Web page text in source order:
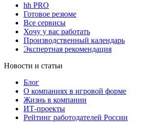
hh PRO
Готовое резюме
Все сервисы
Хочу у вас работать
Производственный календарь
Экспертная рекомендация
Новости и статьи
Блог
О компаниях в игровой форме
Жизнь в компании
ИТ-проекты
Рейтинг работодателей России